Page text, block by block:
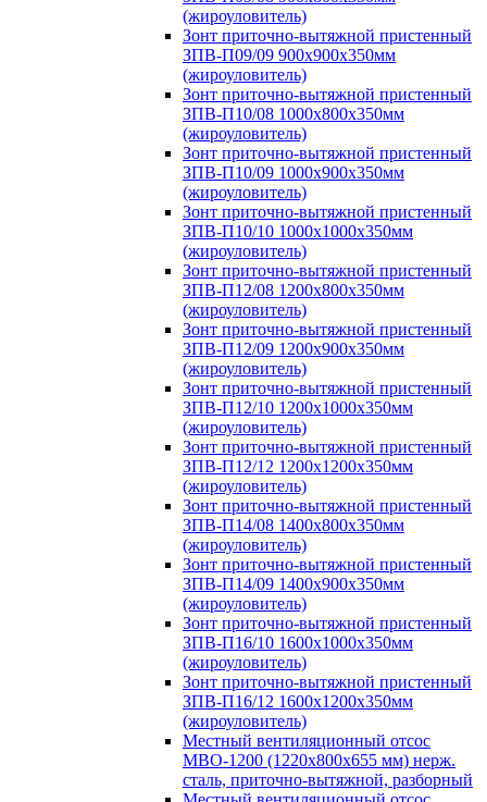
(жироуловитель)
Зонт приточно-вытяжной пристенный
ЗПВ-П09/09 900х900х350мм
(жироуловитель)
Зонт приточно-вытяжной пристенный
ЗПВ-П10/08 1000х800х350мм
(жироуловитель)
Зонт приточно-вытяжной пристенный
ЗПВ-П10/09 1000х900х350мм
(жироуловитель)
Зонт приточно-вытяжной пристенный
ЗПВ-П10/10 1000х1000х350мм
(жироуловитель)
Зонт приточно-вытяжной пристенный
ЗПВ-П12/08 1200х800х350мм
(жироуловитель)
Зонт приточно-вытяжной пристенный
ЗПВ-П12/09 1200х900х350мм
(жироуловитель)
Зонт приточно-вытяжной пристенный
ЗПВ-П12/10 1200х1000х350мм
(жироуловитель)
Зонт приточно-вытяжной пристенный
ЗПВ-П12/12 1200х1200х350мм
(жироуловитель)
Зонт приточно-вытяжной пристенный
ЗПВ-П14/08 1400х800х350мм
(жироуловитель)
Зонт приточно-вытяжной пристенный
ЗПВ-П14/09 1400х900х350мм
(жироуловитель)
Зонт приточно-вытяжной пристенный
ЗПВ-П16/10 1600х1000х350мм
(жироуловитель)
Зонт приточно-вытяжной пристенный
ЗПВ-П16/12 1600х1200х350мм
(жироуловитель)
Местный вентиляционный отсос
МВО-1200 (1220х800х655 мм) нерж.
сталь, приточно-вытяжной, разборный